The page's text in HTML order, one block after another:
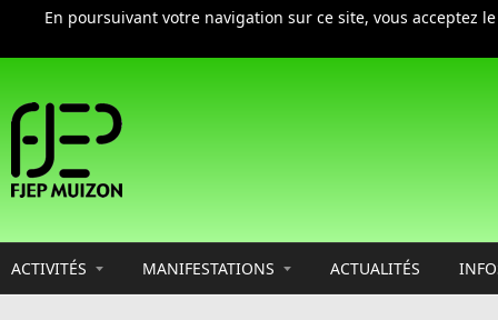
En poursuivant votre navigation sur ce site, vous acceptez
ACTIVITÉS MANIFESTATIONS ACTUALITÉS